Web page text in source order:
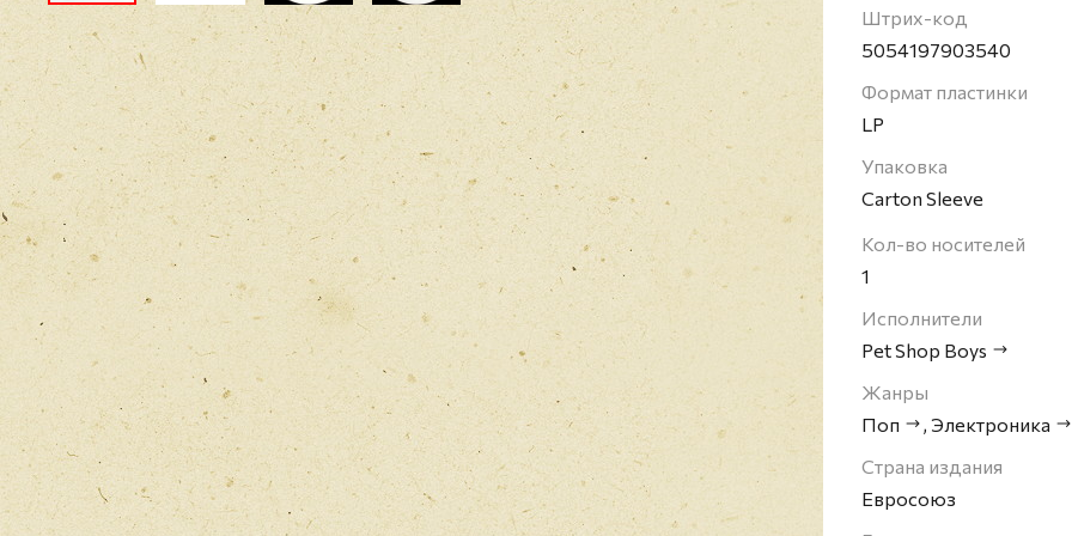
Pet Shop Boys -
Лондоне. Pet Shop
коллективов
последние тридцать
попадали в верхнюю
альбомов (все они
по девятое места), а
исполнителями.
Штрих-код
5054197903540
Формат пластинки
LP
Упаковка
Carton Sleeve
Кол-во носителей
1
Исполнители
Pet Shop Boys
Жанры
Поп
, Электроника
Страна издания
Евросоюз